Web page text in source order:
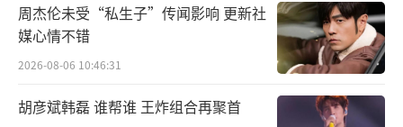
周杰伦未受“私生子”传闻影响 更新社
媒心情不错
2026-08-06 10:46:31
胡彦斌韩磊 谁帮谁 王炸组合再聚首